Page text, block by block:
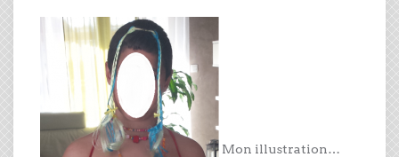
Mon illustration…